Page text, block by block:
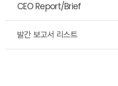
CEO Report/Brief
발간 보고서 리스트